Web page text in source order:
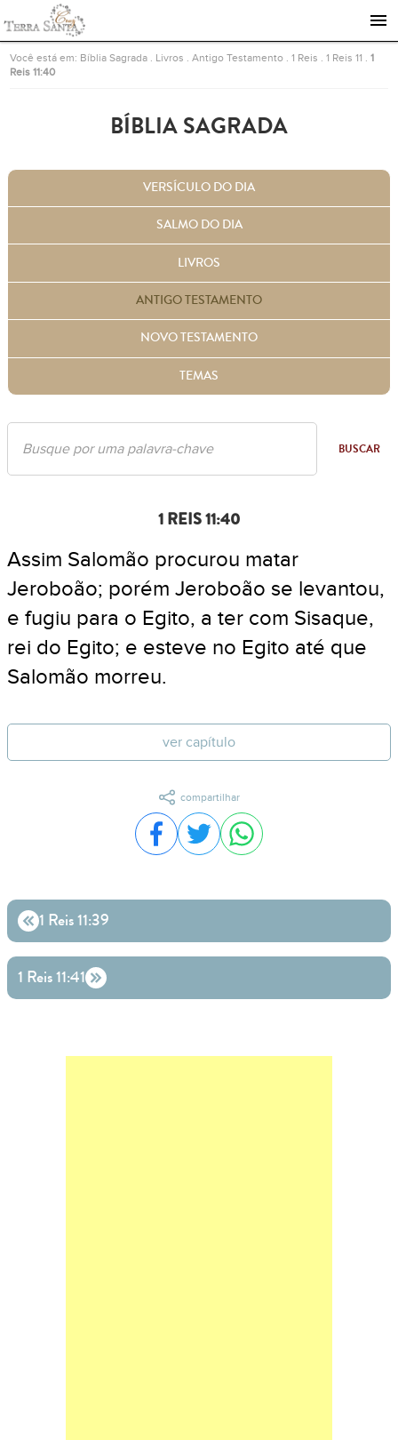
Ir para a página inicial
Você está em: Bíblia Sagrada Livros .Antigo Testamento .1 Reis .1 Reis 11 .1
Reis 11:40
BÍBLIA SAGRADA
VERSÍCULO DO DIA
SALMO DO DIA
LIVROS
ANTIGO TESTAMENTO
NOVO TESTAMENTO
TEMAS
BUSCAR
1 REIS 11:40
Assim Salomão procurou matar
Jeroboão; porém Jeroboão se levantou,
e fugiu para o Egito, a ter com Sisaque,
rei do Egito; e esteve no Egito até que
Salomão morreu.
ver capítulo
compartilhar
Compartilhar no Facebook
Compartilhar no Twitter
Compartilhar no
1 Reis 11:39
1 Reis 11:41